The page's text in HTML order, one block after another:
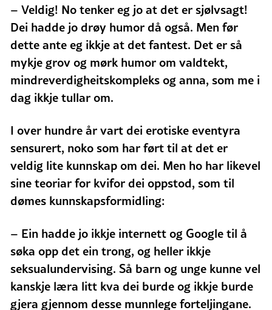
– Veldig! No tenker eg jo at det er sjølvsagt!
Dei hadde jo drøy humor då også. Men før
dette ante eg ikkje at det fantest. Det er så
mykje grov og mørk humor om valdtekt,
mindreverdigheitskompleks og anna, som me i
dag ikkje tullar om.
I over hundre år vart dei erotiske eventyra
sensurert, noko som har ført til at det er
veldig lite kunnskap om dei. Men ho har likevel
sine teoriar for kvifor dei oppstod, som til
dømes kunnskapsformidling:
– Ein hadde jo ikkje internett og Google til å
søka opp det ein trong, og heller ikkje
seksualundervising. Så barn og unge kunne vel
kanskje læra litt kva dei burde og ikkje burde
gjera gjennom desse munnlege forteljingane.